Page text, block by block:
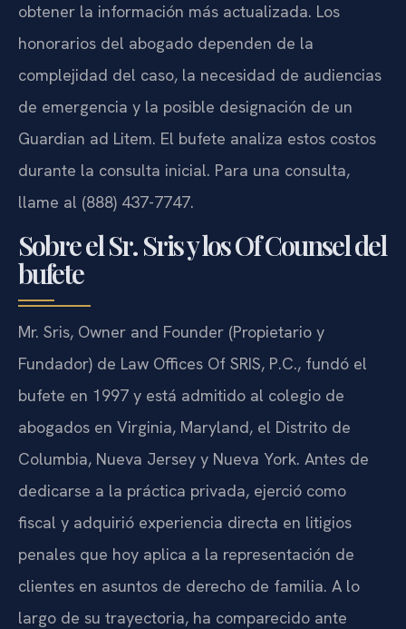
obtener la información más actualizada. Los
honorarios del abogado dependen de la
complejidad del caso, la necesidad de audiencias
de emergencia y la posible designación de un
Guardian ad Litem. El bufete analiza estos costos
durante la consulta inicial. Para una consulta,
llame al (888) 437-7747.
Sobre el Sr. Sris y los Of Counsel del
bufete
Mr. Sris, Owner and Founder (Propietario y
Fundador) de Law Offices Of SRIS, P.C., fundó el
bufete en 1997 y está admitido al colegio de
abogados en Virginia, Maryland, el Distrito de
Columbia, Nueva Jersey y Nueva York. Antes de
dedicarse a la práctica privada, ejerció como
fiscal y adquirió experiencia directa en litigios
penales que hoy aplica a la representación de
clientes en asuntos de derecho de familia. A lo
largo de su trayectoria, ha comparecido ante